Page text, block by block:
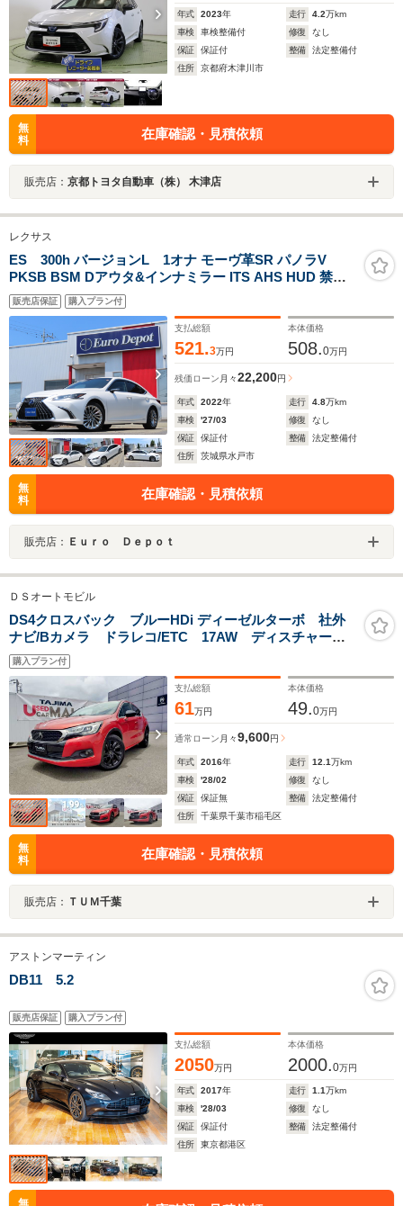
年式 2023年 走行 4.2万km
車検
車検整備付 修復
なし
保証
保証付 整備
法定整備付
住所
京都府木津川市
無
料
在庫確認・見積依頼
販売店： 京都トヨタ自動車（株） 木津店
レクサス
ES 300h バージョンL 1オナ モーヴ革SR パノラV
PKSB BSM Dアウタ&インナミラー ITS AHS HUD 禁煙
車 TVジャンパ Dレコーダ エンスタ 後席AC AC1500W リ
ヤ5面B パワトラ 3眼LED
販売店保証 購入プラン付
支払総額
521.3万円
本体価格
508.0万円
残価ローン 月々22,200円
年式 2022年 走行 4.8万km
車検
'27/03 修復
なし
保証
保証付 整備
法定整備付
住所
茨城県水戸市
無
料
在庫確認・見積依頼
販売店： Ｅｕｒｏ Ｄｅｐｏｔ
ＤＳオートモビル
DS4クロスバック ブルーHDi ディーゼルターボ 社外
ナビ/Bカメラ ドラレコ/ETC 17AW ディスチャー
ジ 禁煙車
購入プラン付
支払総額
61万円
本体価格
49.0万円
通常ローン 月々9,600円
年式 2016年 走行 12.1万km
車検
'28/02 修復
なし
保証
保証無 整備
法定整備付
住所
千葉県千葉市稲毛区
無
料
在庫確認・見積依頼
販売店： ＴＵＭ千葉
アストンマーティン
DB11 5.2
販売店保証 購入プラン付
支払総額
2050万円
本体価格
2000.0万円
年式 2017年 走行 1.1万km
車検
'28/03 修復
なし
保証
保証付 整備
法定整備付
住所
東京都港区